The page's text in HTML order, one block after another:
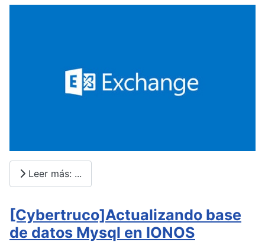
Leer más: ...
[Cybertruco]Actualizando base
de datos Mysql en IONOS